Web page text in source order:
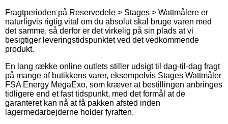
Fragtperioden på Reservedele > Stages > Wattmålere er
naturligvis rigtig vital om du absolut skal bruge varen med
det samme, så derfor er det virkelig på sin plads at vi
besigtiger leveringstidspunktet ved det vedkommende
produkt.
En lang række online outlets stiller udsigt til dag-til-dag fragt
på mange af butikkens varer, eksempelvis Stages Wattmåler
FSA Energy MegaExo, som kræver at bestillingen anbringes
tidligere end et fast tidspunkt, med det formål at de
garanteret kan nå at få pakken afsted inden
lagermedarbejderne holder fyraften.